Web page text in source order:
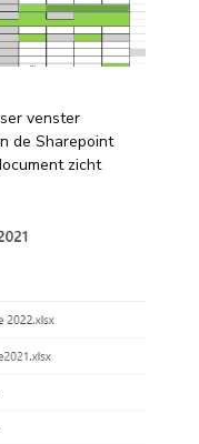
venster
de Sharepoint
zicht